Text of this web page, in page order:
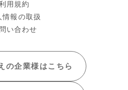
用規約
情報の取扱
い合わせ
の企業様はこちら